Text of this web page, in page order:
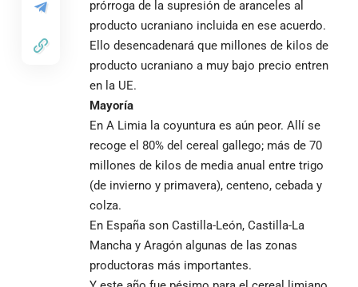
prórroga de la supresión de aranceles al
producto ucraniano incluida en ese acuerdo.
Ello desencadenará que millones de kilos de
producto ucraniano a muy bajo precio entren
en la UE.
Mayoría
En A Limia la coyuntura es aún peor. Allí se
recoge el 80% del cereal gallego; más de 70
millones de kilos de media anual entre trigo
(de invierno y primavera), centeno, cebada y
colza.
En España son Castilla-León, Castilla-La
Mancha y Aragón algunas de las zonas
productoras más importantes.